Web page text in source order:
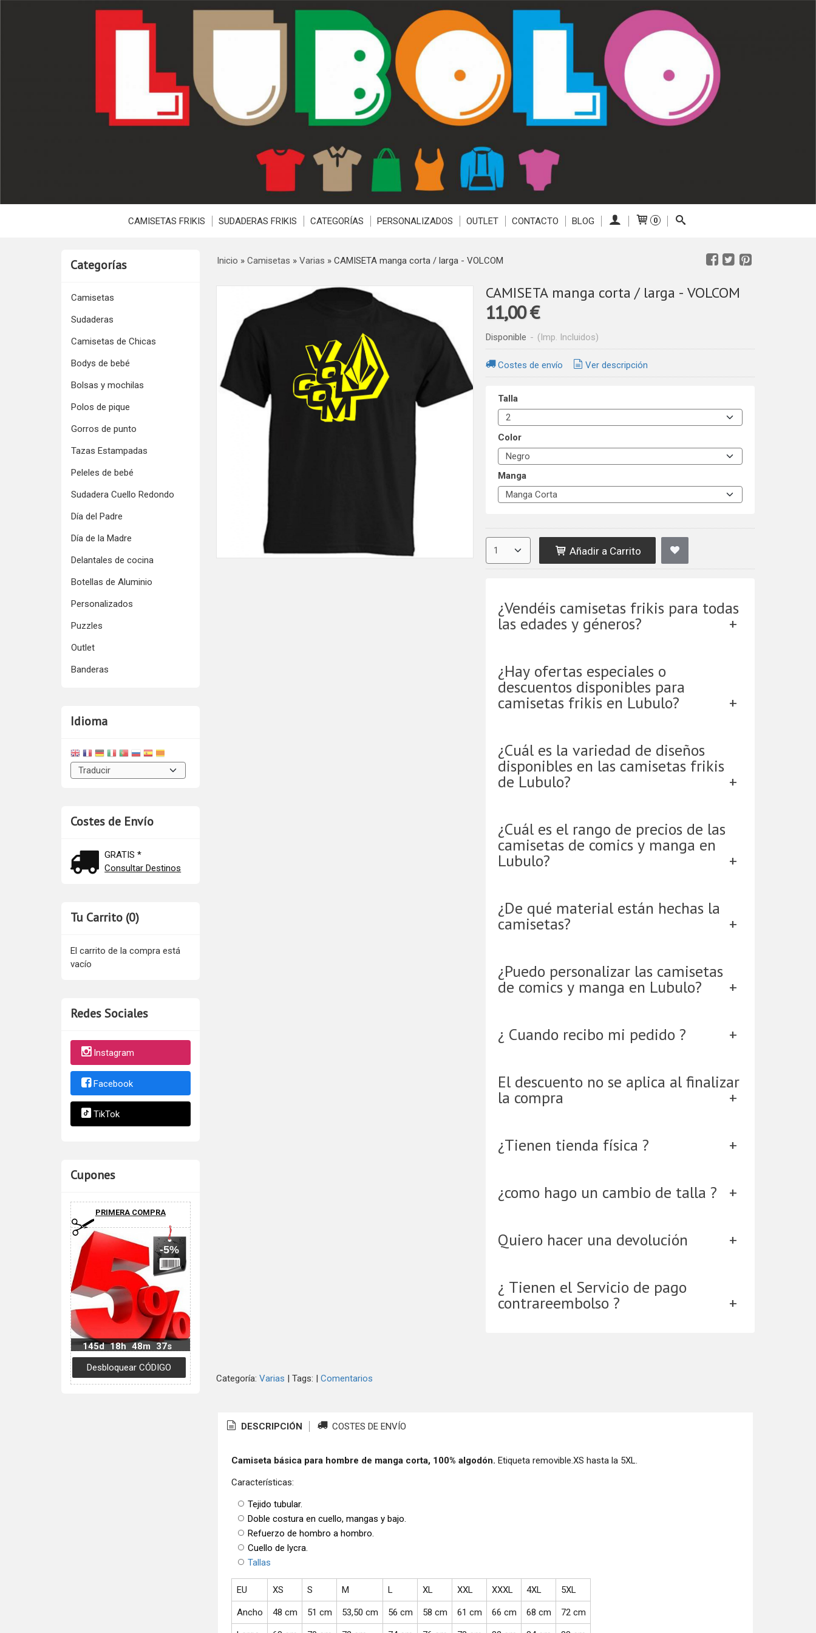
CAMISETAS FRIKIS SUDADERAS FRIKIS CATEGORÍAS PERSONALIZADOS OUTLET CONTACTO BLOG 0
Categorías
Camisetas
Sudaderas
Camisetas de Chicas
Bodys de bebé
Bolsas y mochilas
Polos de pique
Gorros de punto
Tazas Estampadas
Peleles de bebé
Sudadera Cuello Redondo
Día del Padre
Día de la Madre
Delantales de cocina
Botellas de Aluminio
Personalizados
Puzzles
Outlet
Banderas
Idioma
Costes de Envío
GRATIS *
Consultar Destinos
Tu Carrito (0)
El carrito de la compra está
vacío
Redes Sociales
Instagram
Facebook
TikTok
Cupones
PRIMERA COMPRA
-5%
145d 18h 48m 36s
Inicio » Camisetas » Varias » CAMISETA manga corta / larga - VOLCOM
CAMISETA manga corta / larga - VOLCOM
11,00 €
Disponible - (Imp. Incluidos)
Costes de envío Ver descripción
Talla
Color
Manga
Añadir a Carrito
¿Vendéis camisetas frikis para todas
las edades y géneros?
¿Hay ofertas especiales o
descuentos disponibles para
camisetas frikis en Lubulo?
¿Cuál es la variedad de diseños
disponibles en las camisetas frikis
de Lubulo?
¿Cuál es el rango de precios de las
camisetas de comics y manga en
Lubulo?
¿De qué material están hechas la
camisetas?
¿Puedo personalizar las camisetas
de comics y manga en Lubulo?
¿ Cuando recibo mi pedido ?
El descuento no se aplica al finalizar
la compra
¿Tienen tienda física ?
¿como hago un cambio de talla ?
Quiero hacer una devolución
¿ Tienen el Servicio de pago
contrareembolso ?
Categoría: Varias | Tags: | Comentarios
DESCRIPCIÓN COSTES DE ENVÍO
Camiseta básica para hombre de manga corta, 100% algodón.Etiqueta removible.XS hasta la 5XL.
Características:
Tejido tubular.
Doble costura en cuello, mangas y bajo.
Refuerzo de hombro a hombro.
Cuello de lycra.
Tallas
EU XS S M L XL XXL XXXL 4XL 5XL
Ancho 48 cm 51 cm 53,50 cm 56 cm 58 cm 61 cm 66 cm 68 cm 72 cm